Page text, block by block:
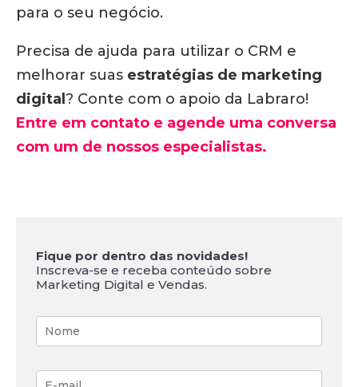
para o seu negócio.
Precisa de ajuda para utilizar o CRM e
melhorar suas estratégias de marketing
digital? Conte com o apoio da Labraro!
Entre em contato e agende uma conversa
com um de nossos especialistas.
Fique por dentro das novidades!
Inscreva-se e receba conteúdo sobre
Marketing Digital e Vendas.